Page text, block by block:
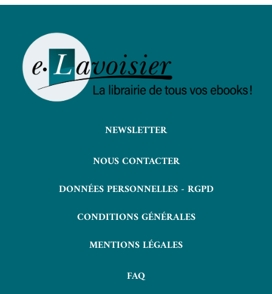
NEWSLETTER
NOUS CONTACTER
DONNÉES PERSONNELLES - RGPD
CONDITIONS GÉNÉRALES
MENTIONS LÉGALES
FAQ